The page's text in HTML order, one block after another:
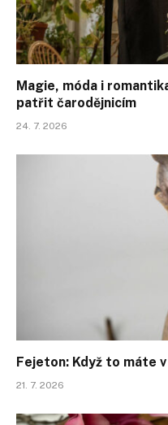
Magie, móda i
patřit čarodějnicím
24. 7. 2026
Fejeton: Když to máte
21. 7. 2026